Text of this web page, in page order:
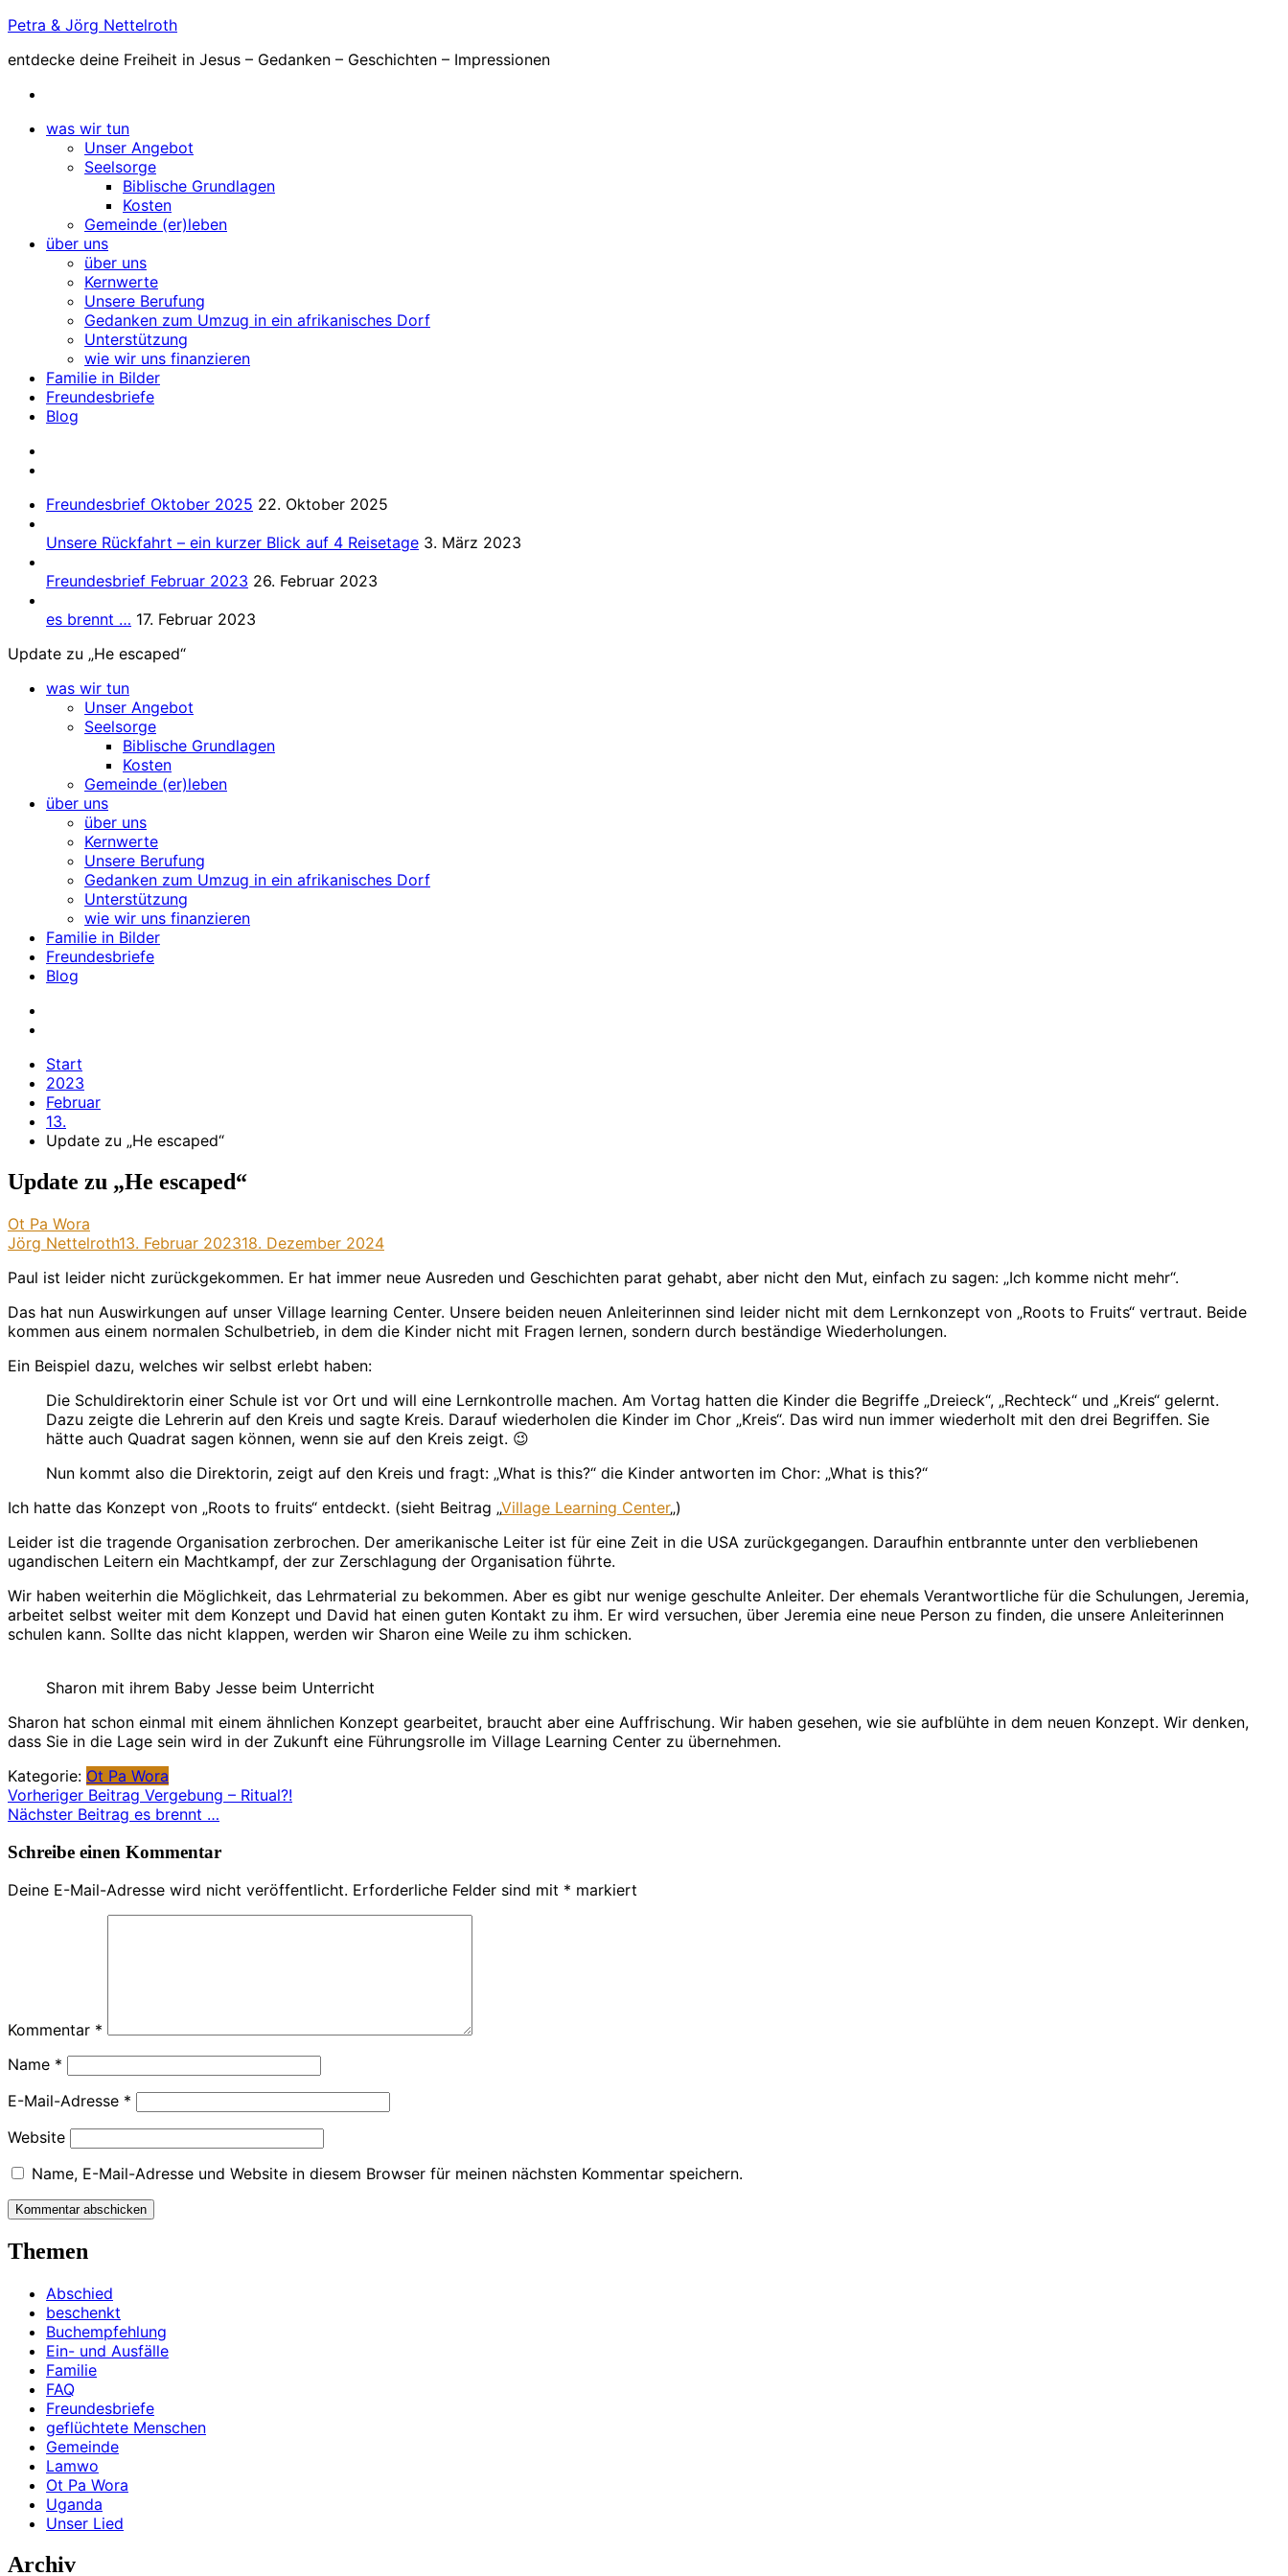
Zum
springen
Petra & Jörg Nettelroth
entdecke deine Freiheit in Jesus – Gedanken – Geschichten – Impressionen
was wir tun
Unser Angebot
Seelsorge
Biblische Grundlagen
Kosten
Gemeinde (er)leben
über uns
über uns
Kernwerte
Unsere Berufung
Gedanken zum Umzug in ein afrikanisches Dorf
Unterstützung
wie wir uns finanzieren
Familie in Bilder
Freundesbriefe
Blog
Freundesbrief Oktober 2025 22. Oktober 2025
Unsere Rückfahrt – ein kurzer Blick auf 4 Reisetage 3. März 2023
Freundesbrief Februar 2023 26. Februar 2023
es brennt … 17. Februar 2023
Update zu „He escaped“
was wir tun
Unser Angebot
Seelsorge
Biblische Grundlagen
Kosten
Gemeinde (er)leben
über uns
über uns
Kernwerte
Unsere Berufung
Gedanken zum Umzug in ein afrikanisches Dorf
Unterstützung
wie wir uns finanzieren
Familie in Bilder
Freundesbriefe
Blog
Start
2023
Februar
13.
Update zu „He escaped“
Update zu „He escaped“
Ot Pa Wora
Jörg Nettelroth13. Februar 202318. Dezember 2024
Paul ist leider nicht zurückgekommen. Er hat immer neue Ausreden und Geschichten parat gehabt, aber nicht den Mut, einfach zu sagen: „Ich komme nicht mehr“.
Das hat nun Auswirkungen auf unser Village learning Center. Unsere beiden neuen Anleiterinnen sind leider nicht mit dem Lernkonzept von „Roots to Fruits“ vertraut. Beide
kommen aus einem normalen Schulbetrieb, in dem die Kinder nicht mit Fragen lernen, sondern durch beständige Wiederholungen.
Ein Beispiel dazu, welches wir selbst erlebt haben:
Die Schuldirektorin einer Schule ist vor Ort und will eine Lernkontrolle machen. Am Vortag hatten die Kinder die Begriffe „Dreieck“, „Rechteck“ und „Kreis“ gelernt.
Dazu zeigte die Lehrerin auf den Kreis und sagte Kreis. Darauf wiederholen die Kinder im Chor „Kreis“. Das wird nun immer wiederholt mit den drei Begriffen. Sie
hätte auch Quadrat sagen können, wenn sie auf den Kreis zeigt. 😉
Nun kommt also die Direktorin, zeigt auf den Kreis und fragt: „What is this?“ die Kinder antworten im Chor: „What is this?“
Ich hatte das Konzept von „Roots to fruits“ entdeckt. (sieht Beitrag „Village Learning Center„)
Leider ist die tragende Organisation zerbrochen. Der amerikanische Leiter ist für eine Zeit in die USA zurückgegangen. Daraufhin entbrannte unter den verbliebenen
ugandischen Leitern ein Machtkampf, der zur Zerschlagung der Organisation führte.
Wir haben weiterhin die Möglichkeit, das Lehrmaterial zu bekommen. Aber es gibt nur wenige geschulte Anleiter. Der ehemals Verantwortliche für die Schulungen, Jeremia,
arbeitet selbst weiter mit dem Konzept und David hat einen guten Kontakt zu ihm. Er wird versuchen, über Jeremia eine neue Person zu finden, die unsere Anleiterinnen
schulen kann. Sollte das nicht klappen, werden wir Sharon eine Weile zu ihm schicken.
Sharon mit ihrem Baby Jesse beim Unterricht
Sharon hat schon einmal mit einem ähnlichen Konzept gearbeitet, braucht aber eine Auffrischung. Wir haben gesehen, wie sie aufblühte in dem neuen Konzept. Wir denken,
dass Sie in die Lage sein wird in der Zukunft eine Führungsrolle im Village Learning Center zu übernehmen.
Kategorie: Ot Pa Wora
Beitragsnavigation
Vorheriger Beitrag Vergebung – Ritual?!
Nächster Beitrag es brennt …
Schreibe einen Kommentar
Deine E-Mail-Adresse wird nicht veröffentlicht. Erforderliche Felder sind mit * markiert
Kommentar *
Name *
E-Mail-Adresse *
Website
Name, E-Mail-Adresse und Website in diesem Browser für meinen nächsten Kommentar speichern.
Kommentar abschicken
Themen
Abschied
beschenkt
Buchempfehlung
Ein- und Ausfälle
Familie
FAQ
Freundesbriefe
geflüchtete Menschen
Gemeinde
Lamwo
Ot Pa Wora
Uganda
Unser Lied
Archiv